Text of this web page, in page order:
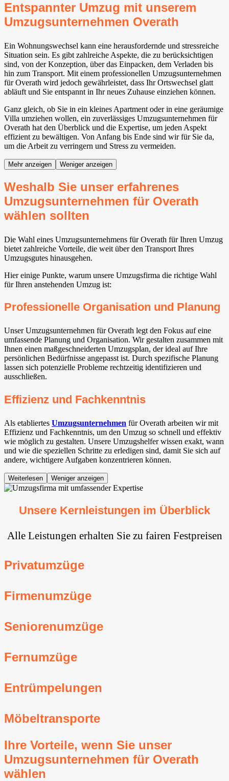
Entspannter Umzug mit unserem
Umzugsunternehmen Overath
Ein Wohnungswechsel kann eine herausfordernde und stressreiche
Situation sein. Es gibt zahlreiche Aspekte, die zu berücksichtigen
sind, von der Konzeption, über das Einpacken, dem Verladen bis
hin zum Transport. Mit einem professionellen Umzugsunternehmen
für Overath wird jedoch gewährleistet, dass Ihr Ortswechsel glatt
abläuft und Sie entspannt in Ihr neues Zuhause einziehen können.
Ganz gleich, ob Sie in ein kleines Apartment oder in eine geräumige
Villa umziehen wollen, ein zuverlässiges Umzugsunternehmen für
Overath hat den Überblick und die Expertise, um jeden Aspekt
effizient zu bewältigen. Von Anfang bis Ende sind wir für Sie da,
um die Arbeit zu verringern und Stress zu vermeiden.
Mehr anzeigen Weniger anzeigen
Weshalb Sie unser erfahrenes
Umzugsunternehmen für Overath
wählen sollten
Die Wahl eines Umzugsunternehmens für Overath für Ihren Umzug
bietet zahlreiche Vorteile, die weit über den Transport Ihres
Umzugsgutes hinausgehen.
Hier einige Punkte, warum unsere Umzugsfirma die richtige Wahl
für Ihren anstehenden Umzug ist:
Professionelle Organisation und Planung
Unser Umzugsunternehmen für Overath legt den Fokus auf eine
umfassende Planung und Organisation. Wir gestalten zusammen mit
Ihnen einen maßgeschneiderten Umzugsplan, der ideal auf Ihre
persönlichen Bedürfnisse angepasst ist. Durch spezifische Planung
lassen sich potenzielle Probleme rechtzeitig identifizieren und
ausschließen.
Effizienz und Fachkenntnis
Als etabliertes Umzugsunternehmen für Overath arbeiten wir mit
Effizienz und Fachkenntnis, um den Umzug so schnell und effektiv
wie möglich zu gestalten. Unsere Umzugshelfer wissen exakt, wann
und wie die speziellen Schritte zu erledigen sind, damit Sie sich auf
andere, wichtigere Aufgaben konzentrieren können.
Weiterlesen Weniger anzeigen
Unsere Kernleistungen im Überblick
Alle Leistungen erhalten Sie zu fairen Festpreisen
Privatumzüge
Firmenumzüge
Seniorenumzüge
Fernumzüge
Entrümpelungen
Möbeltransporte
Ihre Vorteile, wenn Sie unser
Umzugsunternehmen für Overath
wählen